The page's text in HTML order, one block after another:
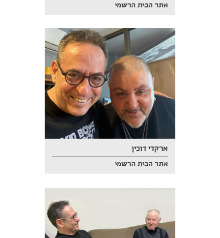
אתר הבית הרשמי
ארקדי דוכין
אתר הבית הרשמי